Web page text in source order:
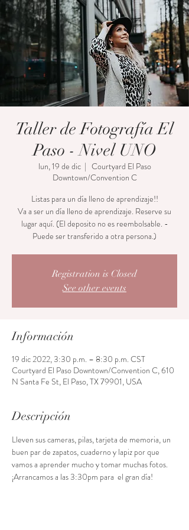
Taller de Fotografía El
Paso - Nivel UNO
lun, 19 de dic
  |
Courtyard El Paso
Downtown/Convention C
Listas para un día lleno de aprendizaje!!
Va a ser un día lleno de aprendizaje. Reserve su
lugar aquí. (El deposito no es reembolsable. -
Puede ser transferido a otra persona.)
Registration is Closed
See other events
Información
19 dic 2022, 3:30 p.m. – 8:30 p.m. CST
Courtyard El Paso Downtown/Convention C, 610
N Santa Fe St, El Paso, TX 79901, USA
Descripción
Lleven sus cameras, pilas, tarjeta de memoria, un
buen par de zapatos, cuaderno y lapiz por que
vamos a aprender mucho y tomar muchas fotos.
¡Arrancamos a las 3:30pm para  el gran día!